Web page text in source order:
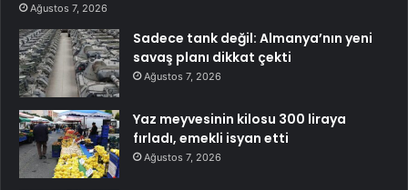
Ağustos 7, 2026
Sadece tank değil: Almanya’nın yeni
savaş planı dikkat çekti
Ağustos 7, 2026
Yaz meyvesinin kilosu 300 liraya
fırladı, emekli isyan etti
Ağustos 7, 2026